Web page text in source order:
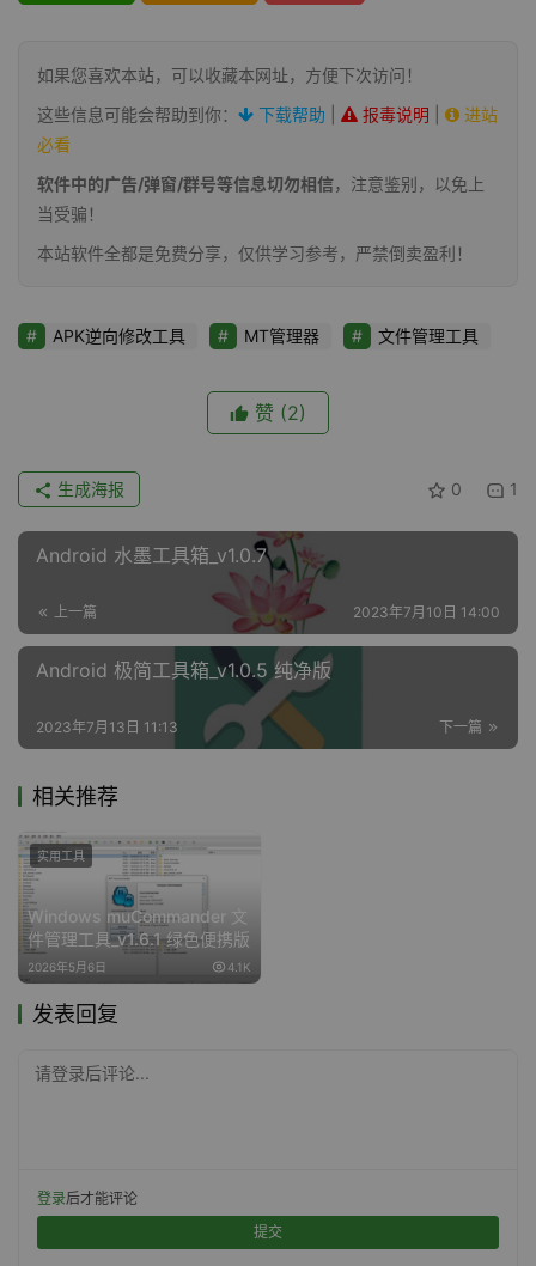
如果您喜欢本站，可以收藏本网址，方便下次访问！
这些信息可能会帮助到你：
下载帮助 报毒说明
进站
必看
软件中的广告/弹窗/群号等信息切勿相信，注意鉴别，以免上
当受骗！
本站软件全都是免费分享，仅供学习参考，严禁倒卖盈利！
APK逆向修改工具 MT管理器 文件管理工具
赞 (2)
0 1
生成海报
Android 水墨工具箱_v1.0.7
上一篇 2023年7月10日 14:00
Android 极简工具箱_v1.0.5 纯净版
下一篇
2023年7月13日 11:13
相关推荐
Windows muCommander 文
件管理工具_v1.6.1 绿色便携版
2026年5月6日 4.1K
实用工具
发表回复
请登录后评论...
登录后才能评论
提交